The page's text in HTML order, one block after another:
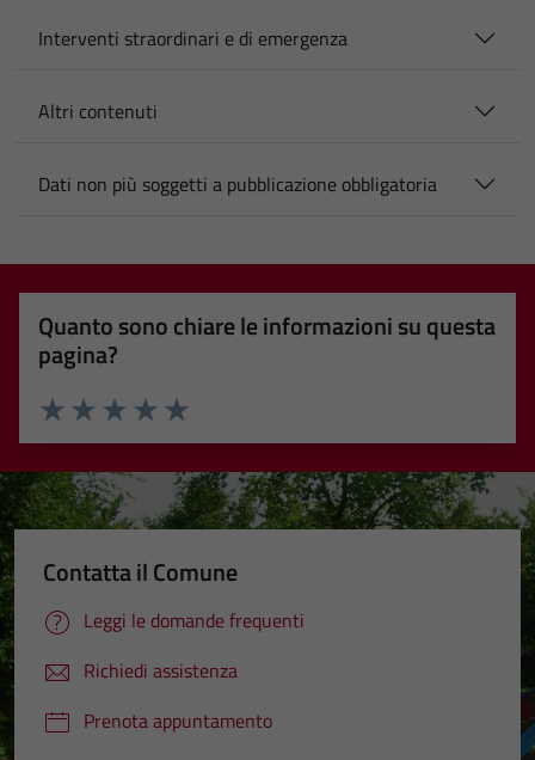
Interventi straordinari e di emergenza
Altri contenuti
Dati non più soggetti a pubblicazione obbligatoria
Quanto sono chiare le informazioni su questa
pagina?
Valuta 5 stelle su 5
Valuta 4 stelle su 5
Valuta 3 stelle su 5
Valuta 2 stelle su 5
Valuta 1 stelle su 5
Contatta il Comune
Leggi le domande frequenti
Richiedi assistenza
Prenota appuntamento